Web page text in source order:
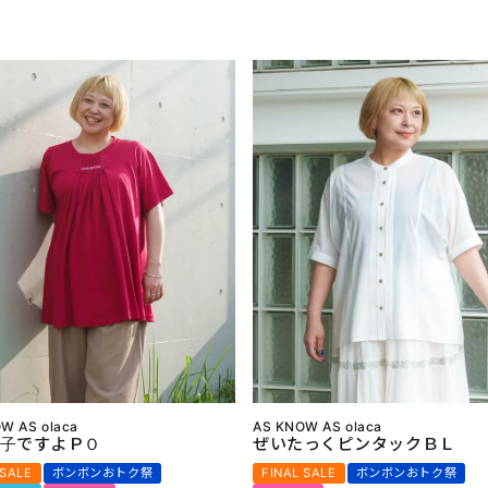
AS olaca
ですよＰＯ
ボンボンおトク祭
AS KNOW AS olaca
ぜいたっくピンタックＢＬ
FINAL SALE
ボンボンおトク祭